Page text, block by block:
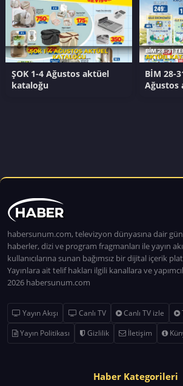
ŞOK 1-4 Ağustos aktüel
kataloğu
BİM 28-
Ağustos
habersunum.com, televizyon dünyasına dair
haberler, dizi ve program fragmanları ile yayın
kullanıcılarına sunan bağımsız bir dijital içerik
Yayınlara ait telif hakları ilgili kanallara ve
2026 habersunum.com
Yayın Akışı Canlı TV Canlı TV izle
Yayın Politikası
Gizlilik İletişim
Haber Kategorileri